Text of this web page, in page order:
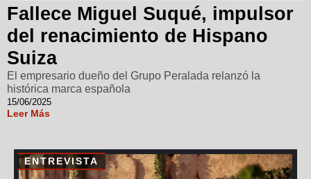
Fallece Miguel Suqué, impulsor
del renacimiento de Hispano
Suiza
El empresario dueño del Grupo Peralada relanzó la
histórica marca española
15/06/2025
Leer Más
ENTREVISTA